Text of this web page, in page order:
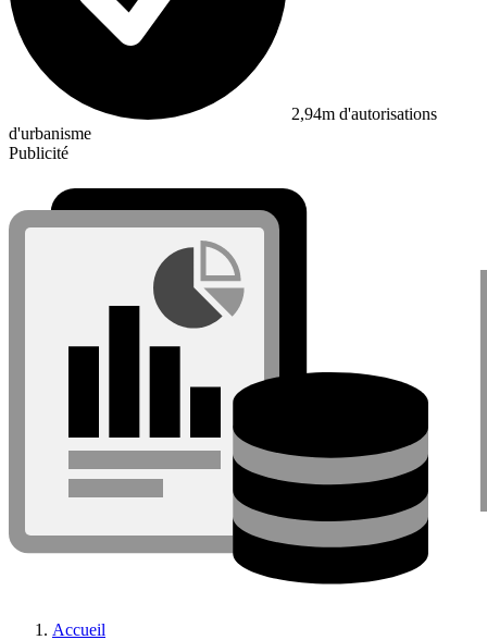
2,94m d'autorisations
d'urbanisme
Publicité
Accueil